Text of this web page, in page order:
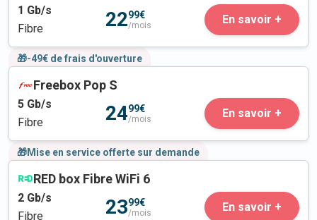
1 Gb/s
Fibre
2299€
/mois En savoir +
🎁-49€ de frais d'ouverture
Freebox Pop S
5 Gb/s
Fibre
2499€
/mois En savoir +
🎁Mise en service offerte sur demande
RED box Fibre WiFi 6
2 Gb/s
Fibre
2399€
/mois En savoir +